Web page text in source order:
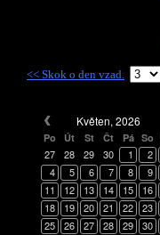
<< Skok o den vzad.
Květen, 2026
Po Út St Čt Pá So
27 28 29 30 1 2
4
5 6 7 8 9
11
12 13 14 15 16
18
19 20 21 22 23
25
26 27 28 29 30